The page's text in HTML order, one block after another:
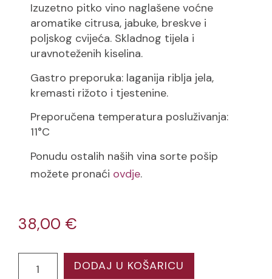
Izuzetno pitko vino naglašene voćne
aromatike citrusa, jabuke, breskve i
poljskog cvijeća. Skladnog tijela i
uravnoteženih kiselina.
Gastro preporuka: laganija riblja jela,
kremasti rižoto i tjestenine.
Preporučena temperatura posluživanja:
11°C
Ponudu ostalih naših vina sorte pošip
možete pronaći ovdje.
38,00 €
DODAJ U KOŠARICU